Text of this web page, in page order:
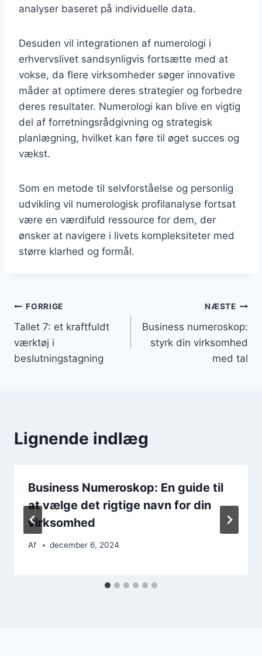
analyser baseret på individuelle data.
Desuden vil integrationen af numerologi i
erhvervslivet sandsynligvis fortsætte med at
vokse, da flere virksomheder søger innovative
måder at optimere deres strategier og forbedre
deres resultater. Numerologi kan blive en vigtig
del af forretningsrådgivning og strategisk
planlægning, hvilket kan føre til øget succes og
vækst.
Som en metode til selvforståelse og personlig
udvikling vil numerologisk profilanalyse fortsat
være en værdifuld ressource for dem, der
ønsker at navigere i livets kompleksiteter med
større klarhed og formål.
Indlægsnavigation
FORRIGE
Tallet 7: et kraftfuldt
værktøj i
beslutningstagning
NÆSTE
Business numeroskop:
styrk din virksomhed
med tal
Lignende indlæg
Business Numeroskop: En guide til
at vælge det rigtige navn for din
virksomhed
Af december 6, 2024